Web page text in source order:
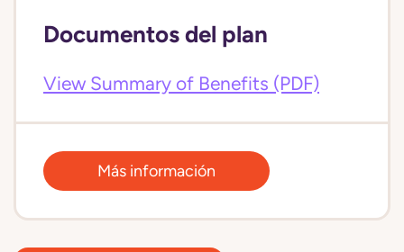
Documentos del plan
View Summary of Benefits (PDF)
Más información